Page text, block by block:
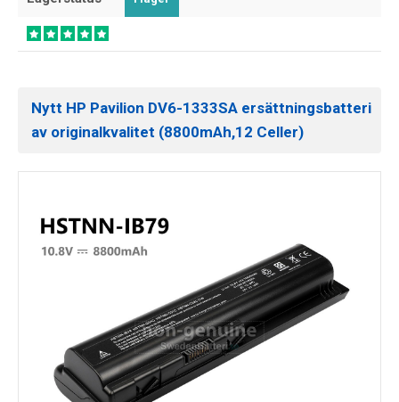
Nytt HP Pavilion DV6-1333SA ersättningsbatteri
av originalkvalitet (8800mAh,12 Celler)